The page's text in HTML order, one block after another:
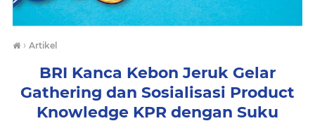
› Artikel
BRI Kanca Kebon Jeruk Gelar
Gathering dan Sosialisasi Product
Knowledge KPR dengan Suku